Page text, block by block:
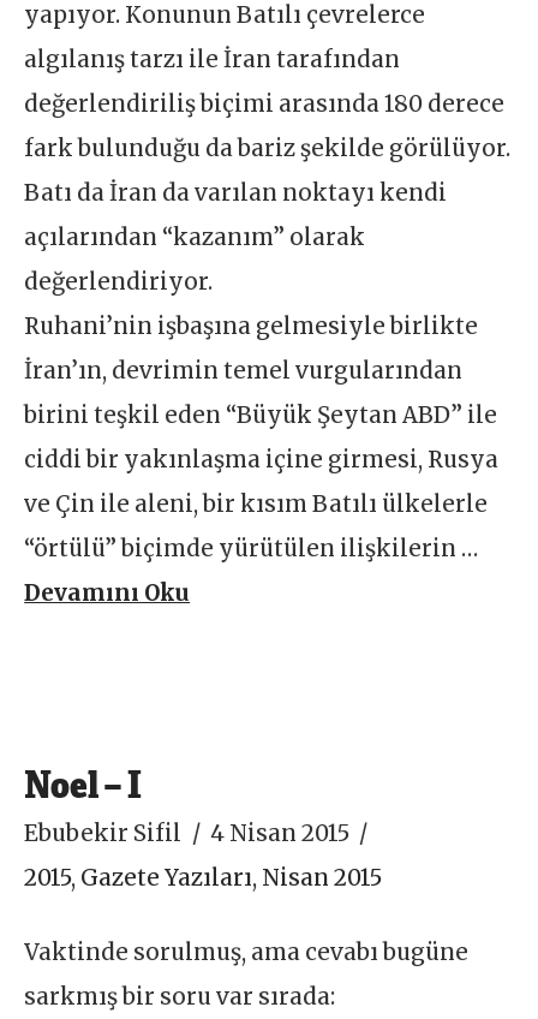
yapıyor. Konunun Batılı çevrelerce
algılanış tarzı ile İran tarafından
değerlendiriliş biçimi arasında 180 derece
fark bulunduğu da bariz şekilde görülüyor.
Batı da İran da varılan noktayı kendi
açılarından “kazanım” olarak
değerlendiriyor.
Ruhani’nin işbaşına gelmesiyle birlikte
İran’ın, devrimin temel vurgularından
birini teşkil eden “Büyük Şeytan ABD” ile
ciddi bir yakınlaşma içine girmesi, Rusya
ve Çin ile aleni, bir kısım Batılı ülkelerle
“örtülü” biçimde yürütülen ilişkilerin …
Devamını Oku
Noel – I
Ebubekir Sifil
4 Nisan 2015
2015, Gazete Yazıları, Nisan 2015
Vaktinde sorulmuş, ama cevabı bugüne
sarkmış bir soru var sırada: